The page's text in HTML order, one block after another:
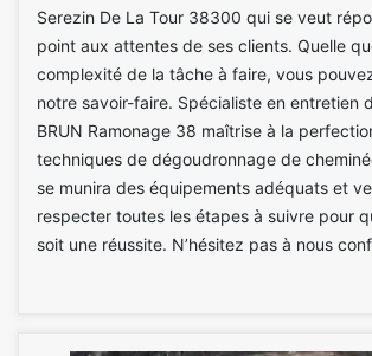
Serezin De La Tour 38300 qui se veut
point aux attentes de ses clients. Quelle
complexité de la tâche à faire, vous
notre savoir-faire. Spécialiste en entretien
BRUN Ramonage 38 maîtrise à la
techniques de dégoudronnage de
se munira des équipements adéquats et
respecter toutes les étapes à suivre pour
soit une réussite. N’hésitez pas à nous